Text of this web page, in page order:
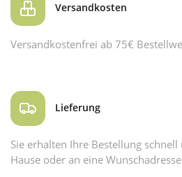
Versandkosten
Versandkostenfrei ab 75€
Lieferung
Sie erhalten Ihre Bestellung
Hause oder an eine